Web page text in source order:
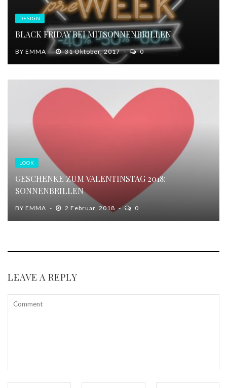
DESIGN
BLACK FRIDAY BEI MITSONNENBRILLEN
BY EMMA 31 Oktober, 2017 0
LOOK
GESCHENKE ZUM VALENTINSTAG 2018:
SONNENBRILLEN
BY EMMA 2 Februar, 2018 0
LEAVE A REPLY